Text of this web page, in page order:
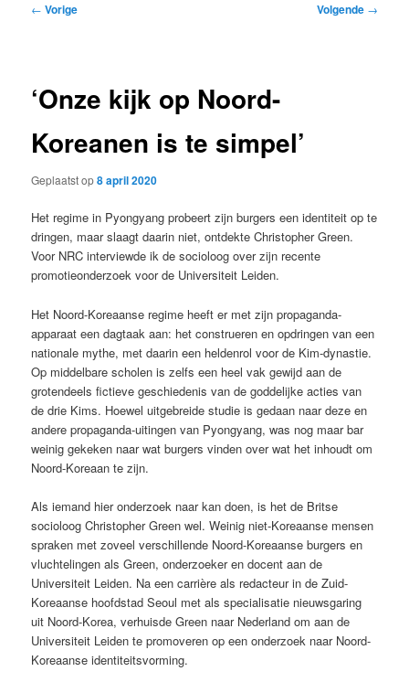
Bericht
← Vorige Volgende →
‘Onze kijk op Noord-
Koreanen is te simpel’
Geplaatst op8 april 2020
Het regime in Pyongyang probeert zijn burgers een identiteit op te
dringen, maar slaagt daarin niet, ontdekte Christopher Green.
Voor NRC interviewde ik de socioloog over zijn recente
promotieonderzoek voor de Universiteit Leiden.
Het Noord-Koreaanse regime heeft er met zijn propaganda-
apparaat een dagtaak aan: het construeren en opdringen van een
nationale mythe, met daarin een heldenrol voor de Kim-dynastie.
Op middelbare scholen is zelfs een heel vak gewijd aan de
grotendeels fictieve geschiedenis van de goddelijke acties van
de drie Kims. Hoewel uitgebreide studie is gedaan naar deze en
andere propaganda-uitingen van Pyongyang, was nog maar bar
weinig gekeken naar wat burgers vinden over wat het inhoudt om
Noord-Koreaan te zijn.
Als iemand hier onderzoek naar kan doen, is het de Britse
socioloog Christopher Green wel. Weinig niet-Koreaanse mensen
spraken met zoveel verschillende Noord-Koreaanse burgers en
vluchtelingen als Green, onderzoeker en docent aan de
Universiteit Leiden. Na een carrière als redacteur in de Zuid-
Koreaanse hoofdstad Seoul met als specialisatie nieuwsgaring
uit Noord-Korea, verhuisde Green naar Nederland om aan de
Universiteit Leiden te promoveren op een onderzoek naar Noord-
Koreaanse identiteitsvorming.